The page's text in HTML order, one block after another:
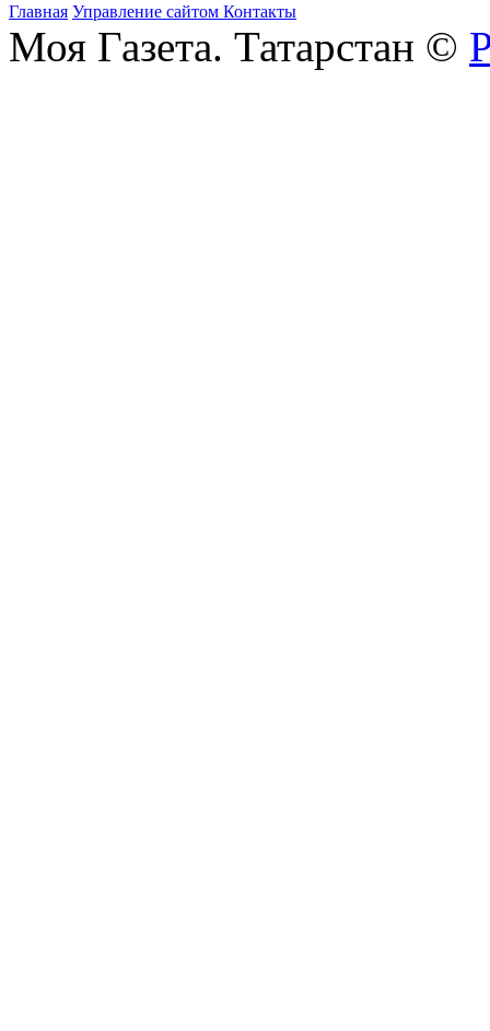
Главная Управление сайтом Контакты
Моя Газета. Татарстан ©